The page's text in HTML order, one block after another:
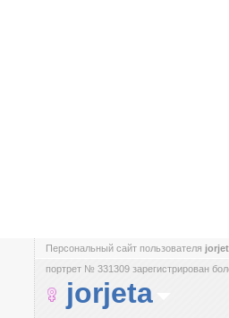
Персональный сайт пользователя
портрет № 331309 зарегистрирован
jorjeta